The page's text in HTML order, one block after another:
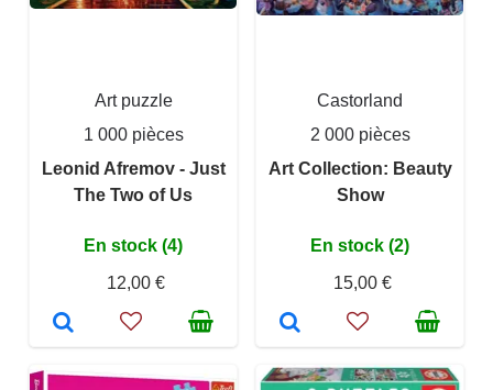
Art puzzle
1 000 pièces
Leonid Afremov - Just
The Two of Us
En stock (4)
12,00 €
Castorland
2 000 pièces
Art Collection: Beauty
Show
En stock (2)
15,00 €